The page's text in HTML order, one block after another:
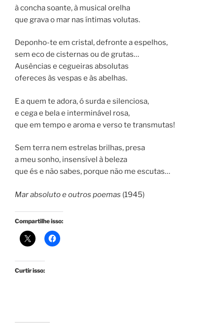
à concha soante, à musical orelha
que grava o mar nas íntimas volutas.
Deponho-te em cristal, defronte a espelhos,
sem eco de cisternas ou de grutas…
Ausências e cegueiras absolutas
ofereces às vespas e às abelhas.
E a quem te adora, ó surda e silenciosa,
e cega e bela e interminável rosa,
que em tempo e aroma e verso te transmutas!
Sem terra nem estrelas brilhas, presa
a meu sonho, insensível à beleza
que és e não sabes, porque não me escutas…
Mar absoluto e outros poemas (1945)
Compartilhe isso:
Curtir isso: